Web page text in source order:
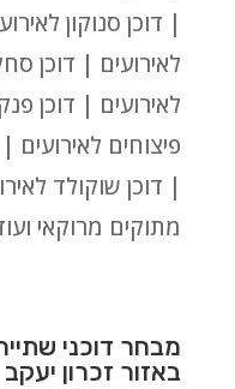
| דוכן סנוקון
לאירועים | דוכן
לאירועים | דוכן
פיצוחים לאירועים |
| דוכן שוקולד
מתוקים מרוקאי
מבחר דוכני
באזור זכרון יעקב